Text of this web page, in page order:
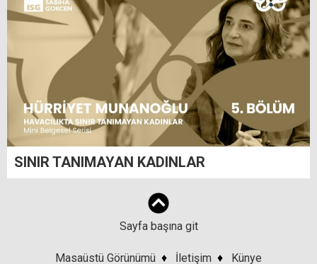
SINIR TANIMAYAN KADINLAR
Sayfa başına git
Masaüstü Görünümü ♦ İletişim ♦ Künye